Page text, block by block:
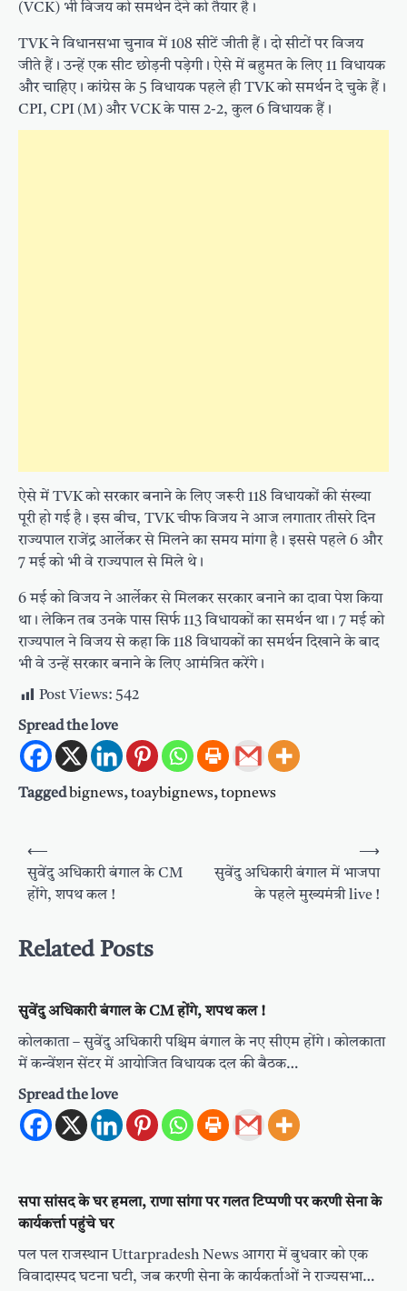
(VCK) भी विजय को समर्थन देने को तैयार है।
TVK ने विधानसभा चुनाव में 108 सीटें जीती हैं। दो सीटों पर विजय
जीते हैं। उन्हें एक सीट छोड़नी पड़ेगी। ऐसे में बहुमत के लिए 11 विधायक
और चाहिए। कांग्रेस के 5 विधायक पहले ही TVK को समर्थन दे चुके हैं।
CPI, CPI (M) और VCK के पास 2-2, कुल 6 विधायक हैं।
ऐसे में TVK को सरकार बनाने के लिए जरूरी 118 विधायकों की संख्या
पूरी हो गई है। इस बीच, TVK चीफ विजय ने आज लगातार तीसरे दिन
राज्यपाल राजेंद्र आर्लेकर से मिलने का समय मांगा है। इससे पहले 6 और
7 मई को भी वे राज्यपाल से मिले थे।
6 मई को विजय ने आर्लेकर से मिलकर सरकार बनाने का दावा पेश किया
था। लेकिन तब उनके पास सिर्फ 113 विधायकों का समर्थन था। 7 मई को
राज्यपाल ने विजय से कहा कि 118 विधायकों का समर्थन दिखाने के बाद
भी वे उन्हें सरकार बनाने के लिए आमंत्रित करेंगे।
Post Views: 542
Spread the love
Taggedbignews,toaybignews,topnews
Post
navigation
⟵
सुवेंदु अधिकारी बंगाल के CM
होंगे, शपथ कल !
सुवेंदु अधिकारी बंगाल में भाजपा
के पहले मुख्यमंत्री live !
⟶
Related Posts
सुवेंदु अधिकारी बंगाल के CM होंगे, शपथ कल !
कोलकाता – सुवेंदु अधिकारी पश्चिम बंगाल के नए सीएम होंगे। कोलकाता
में कन्वेंशन सेंटर में आयोजित विधायक दल की बैठक…
Spread the love
सपा सांसद के घर हमला, राणा सांगा पर गलत टिप्पणी पर करणी सेना के
कार्यकर्त्ता पहुंचे घर
पल पल राजस्थान Uttarpradesh News आगरा में बुधवार को एक
विवादास्पद घटना घटी, जब करणी सेना के कार्यकर्ताओं ने राज्यसभा…